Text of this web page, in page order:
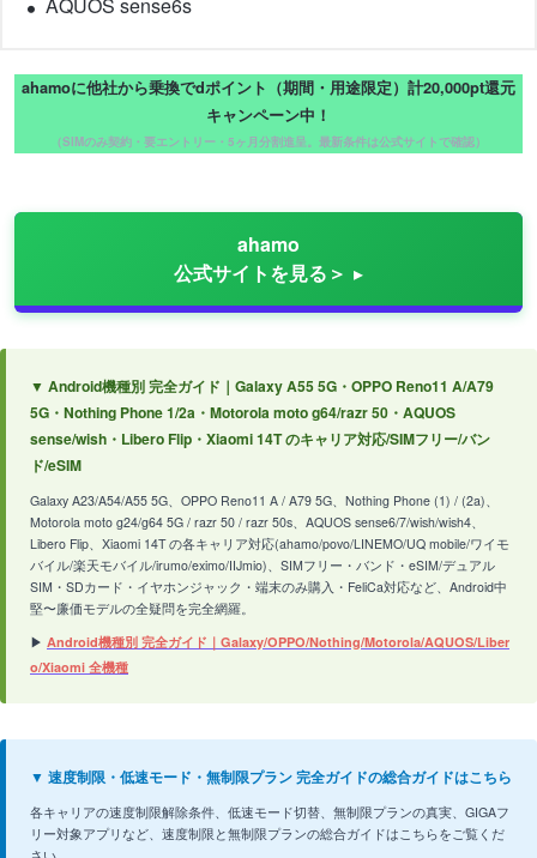
ahamoに他社から乗換でdポイント（期間・用途限定）計20,000pt還元
キャンペーン中！
（SIMのみ契約・要エントリー・5ヶ月分割進呈。最新条件は公式サイトで確認）
ahamo
公式サイトを見る＞
▼ Android機種別 完全ガイド｜Galaxy A55 5G・OPPO Reno11 A/A79
5G・Nothing Phone 1/2a・Motorola moto g64/razr 50・AQUOS
sense/wish・Libero Flip・Xiaomi 14T のキャリア対応/SIMフリー/バン
ド/eSIM
Galaxy A23/A54/A55 5G、OPPO Reno11 A / A79 5G、Nothing Phone (1) / (2a)、
Motorola moto g24/g64 5G / razr 50 / razr 50s、AQUOS sense6/7/wish/wish4、
Libero Flip、Xiaomi 14T の各キャリア対応(ahamo/povo/LINEMO/UQ mobile/ワイモ
バイル/楽天モバイル/irumo/eximo/IIJmio)、SIMフリー・バンド・eSIM/デュアル
SIM・SDカード・イヤホンジャック・端末のみ購入・FeliCa対応など、Android中
堅〜廉価モデルの全疑問を完全網羅。
▶ Android機種別 完全ガイド｜Galaxy/OPPO/Nothing/Motorola/AQUOS/Liber
o/Xiaomi 全機種
▼ 速度制限・低速モード・無制限プラン 完全ガイドの総合ガイドはこちら
各キャリアの速度制限解除条件、低速モード切替、無制限プランの真実、GIGAフ
リー対象アプリなど、速度制限と無制限プランの総合ガイドはこちらをご覧くだ